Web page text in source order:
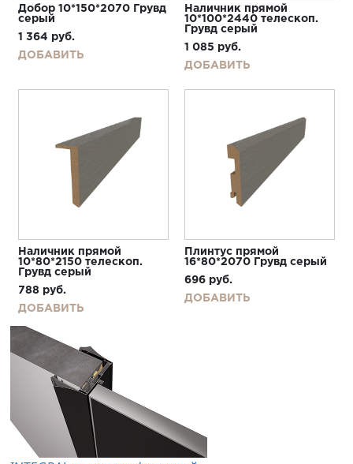
Добор 10*150*2070 Грувд
серый
1 364 руб.
ДОБАВИТЬ
Наличник прямой
10*100*2440 телескоп.
Грувд серый
1 085 руб.
ДОБАВИТЬ
Наличник прямой
10*80*2150 телескоп.
Грувд серый
788 руб.
ДОБАВИТЬ
Плинтус прямой
16*80*2070 Грувд серый
696 руб.
ДОБАВИТЬ